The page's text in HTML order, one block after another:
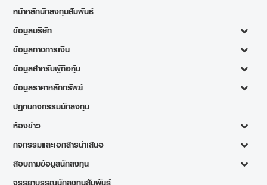
หน้าหลักนักลงทุนสัมพันธ์
ข้อมูลบริษัท
ข้อมูลทางการเงิน
ข้อมูลสำหรับผู้ถือหุ้น
ข้อมูลราคาหลักทรัพย์
ปฏิทินกิจกรรมนักลงทุน
ห้องข่าว
กิจกรรมและเอกสารนำเสนอ
สอบถามข้อมูลนักลงทุน